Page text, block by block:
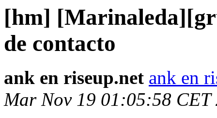
[hm]
de contacto
ank en riseup.net ank en
Mar Nov 19 01:05:58 CET